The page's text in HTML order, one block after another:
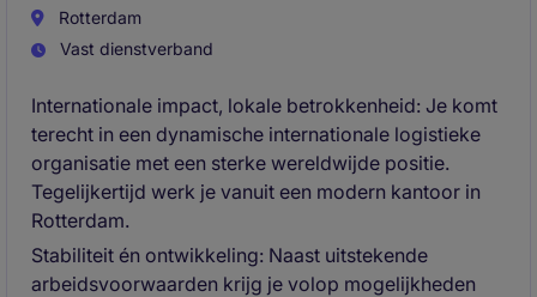
Rotterdam
Vast dienstverband
Internationale impact, lokale betrokkenheid: Je komt
terecht in een dynamische internationale logistieke
organisatie met een sterke wereldwijde positie.
Tegelijkertijd werk je vanuit een modern kantoor in
Rotterdam.
Stabiliteit én ontwikkeling: Naast uitstekende
arbeidsvoorwaarden krijg je volop mogelijkheden